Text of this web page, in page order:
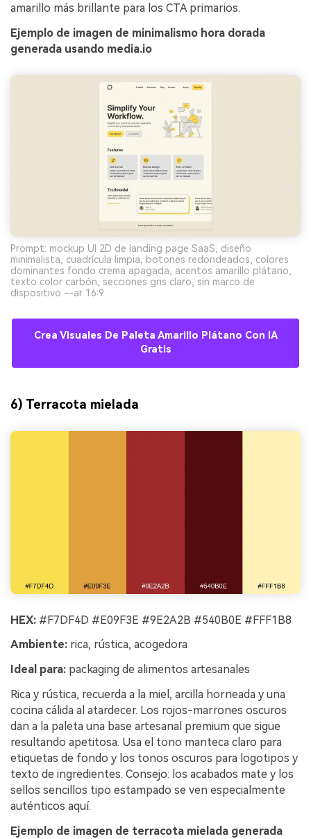
amarillo más brillante para los CTA primarios.
Ejemplo de imagen de minimalismo hora dorada
generada usando media.io
Prompt: mockup UI 2D de landing page SaaS, diseño
minimalista, cuadrícula limpia, botones redondeados, colores
dominantes fondo crema apagada, acentos amarillo plátano,
texto color carbón, secciones gris claro, sin marco de
dispositivo --ar 16:9
Crea Visuales De Paleta Amarillo Plátano Con IA
Gratis
6) Terracota mielada
HEX: #F7DF4D #E09F3E #9E2A2B #540B0E #FFF1B8
Ambiente: rica, rústica, acogedora
Ideal para: packaging de alimentos artesanales
Rica y rústica, recuerda a la miel, arcilla horneada y una
cocina cálida al atardecer. Los rojos-marrones oscuros
dan a la paleta una base artesanal premium que sigue
resultando apetitosa. Usa el tono manteca claro para
etiquetas de fondo y los tonos oscuros para logotipos y
texto de ingredientes. Consejo: los acabados mate y los
sellos sencillos tipo estampado se ven especialmente
auténticos aquí.
Ejemplo de imagen de terracota mielada generada